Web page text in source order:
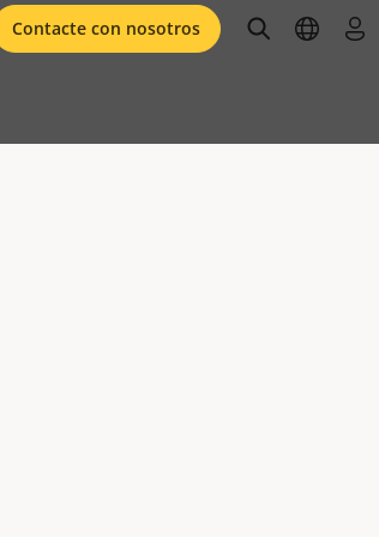
Contacte con nosotros openopen